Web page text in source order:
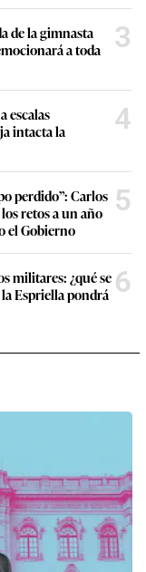
de la gimnasta
a toda
3
escalas
intacta la
4
perdido”: Carlos
retos a un año
el Gobierno
5
militares: ¿qué se
Espriella pondrá 6